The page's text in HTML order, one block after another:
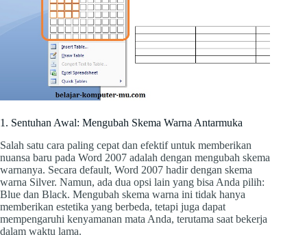
1. Sentuhan Awal: Mengubah Skema Warna Antarmuka
Salah satu cara paling cepat dan efektif untuk memberikan
nuansa baru pada Word 2007 adalah dengan mengubah skema
warnanya. Secara default, Word 2007 hadir dengan skema
warna Silver. Namun, ada dua opsi lain yang bisa Anda pilih:
Blue dan Black. Mengubah skema warna ini tidak hanya
memberikan estetika yang berbeda, tetapi juga dapat
mempengaruhi kenyamanan mata Anda, terutama saat bekerja
dalam waktu lama.